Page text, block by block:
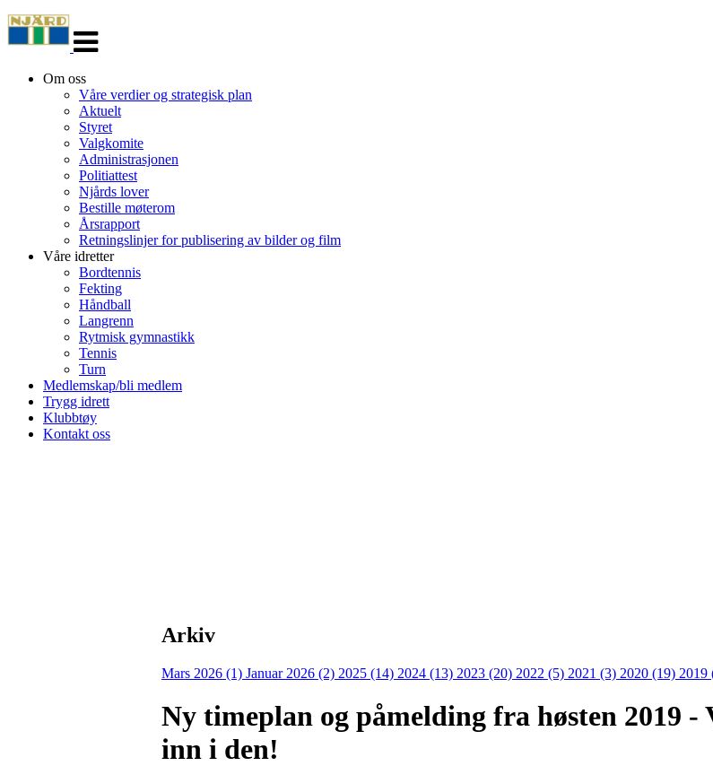
navigasjon
Om oss
Våre verdier og strategisk plan
Aktuelt
Styret
Valgkomite
Administrasjonen
Politiattest
Njårds lover
Bestille møterom
Årsrapport
Retningslinjer for publisering av bilder og film
Våre idretter
Bordtennis
Fekting
Håndball
Langrenn
Rytmisk gymnastikk
Tennis
Turn
Medlemskap/bli medlem
Trygg idrett
Klubbtøy
Kontakt oss
Arkiv
Mars 2026 (1) Januar 2026 (2) 2025 (14) 2024 (13) 2023 (20) 2022 (5) 2021 (3) 2020 (19) 2019
Ny timeplan og påmelding fra høsten 2019 -
inn i den!